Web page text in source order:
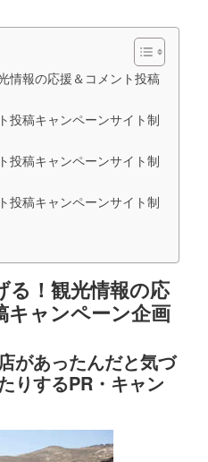
情報の応援＆コメント投稿
投稿キャンペーンサイト制
投稿キャンペーンサイト制
投稿キャンペーンサイト制
る！観光情報の応
キャンペーン企画
があったんだと気づ
りするPR・キャン